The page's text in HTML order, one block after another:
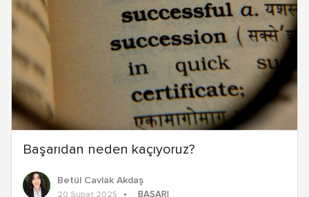
Başarıdan neden kaçıyoruz?
Betül Cavlak Akdaş
20 Şubat 2025 BAŞARI